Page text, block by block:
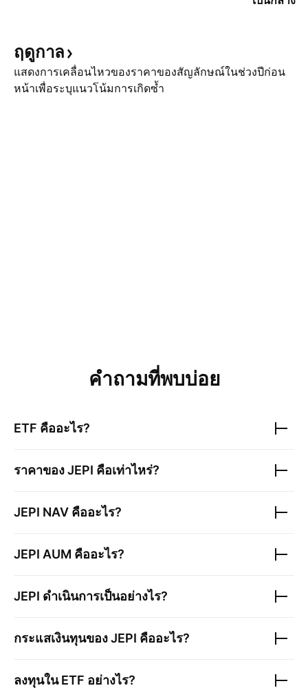
ฤดูกาล
แสดงการเคลื่อนไหวของราคาของสัญลักษณ์ในช่วงปีก่อน
หน้าเพื่อระบุแนวโน้มการเกิดซ้ำ
คำถามที่พบบ่อย
ETF คืออะไร?
ราคาของJEPI คือเท่าไหร่?
JEPI NAV คืออะไร?
JEPI AUM คืออะไร?
JEPI ดำเนินการเป็นอย่างไร?
กระแสเงินทุนของJEPI คืออะไร?
ลงทุนใน ETF อย่างไร?